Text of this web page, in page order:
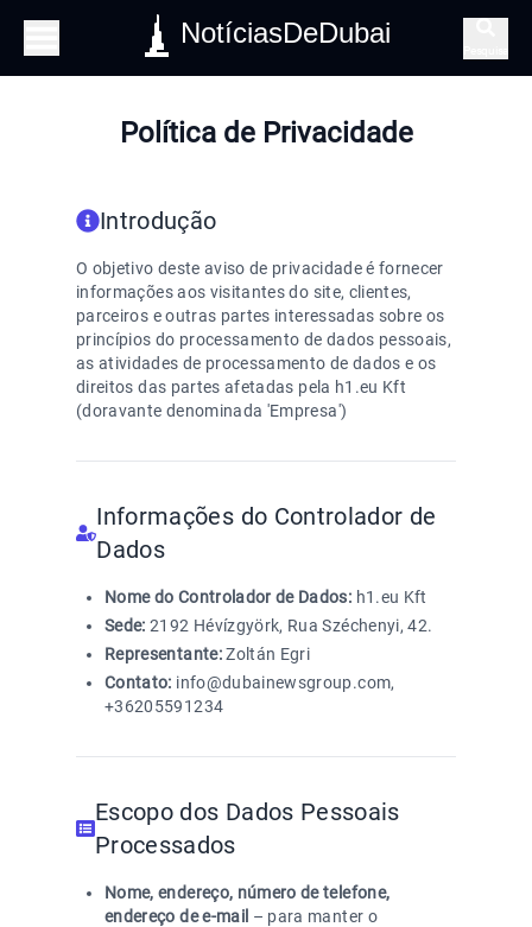
NotíciasDeDubai
Política de Privacidade
Introdução
O objetivo deste aviso de privacidade é fornecer
informações aos visitantes do site, clientes,
parceiros e outras partes interessadas sobre os
princípios do processamento de dados pessoais,
as atividades de processamento de dados e os
direitos das partes afetadas pela h1.eu Kft
(doravante denominada 'Empresa')
Informações do Controlador de
Dados
Nome do Controlador de Dados: h1.eu Kft
Sede: 2192 Hévízgyörk, Rua Széchenyi, 42.
Representante:Zoltán Egri
Contato: info@dubainewsgroup.com,
+36205591234
Escopo dos Dados Pessoais
Processados
Nome, endereço, número de telefone,
endereço de e-mail – para manter o